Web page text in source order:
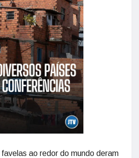
ao redor do mundo deram